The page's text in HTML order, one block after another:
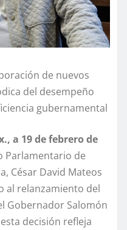
de nuevos
del desempeño
gubernamental
a 19 de febrero de
Parlamentario de
César David Mateos
al relanzamiento del
Gobernador Salomón
decisión refleja